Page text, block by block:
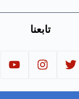
تابعنا